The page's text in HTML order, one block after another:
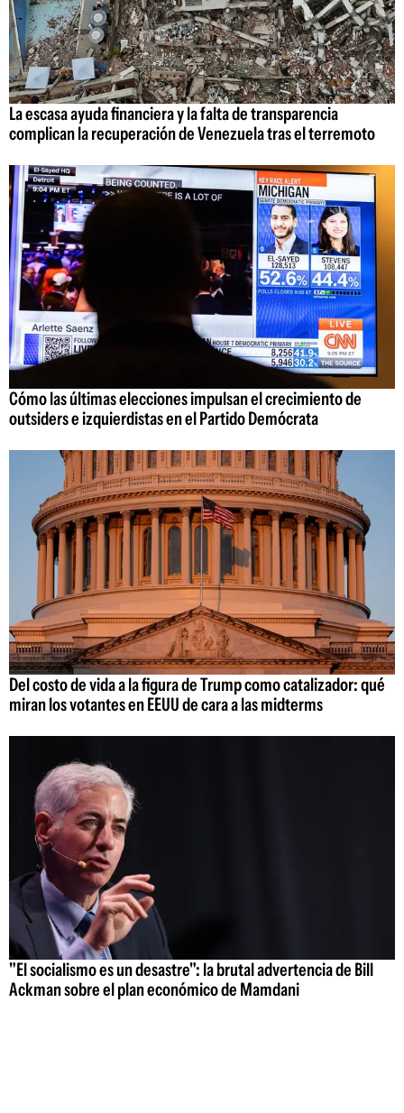
La escasa ayuda financiera y la falta de transparencia
complican la recuperación de Venezuela tras el terremoto
Cómo las últimas elecciones impulsan el crecimiento de
outsiders e izquierdistas en el Partido Demócrata
Del costo de vida a la figura de Trump como catalizador: qué
miran los votantes en EEUU de cara a las midterms
"El socialismo es un desastre": la brutal advertencia de Bill
Ackman sobre el plan económico de Mamdani